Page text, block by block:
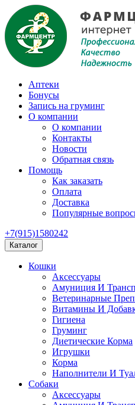
Аптеки
Бонусы
Запись на груминг
О компании
О компании
Контакты
Новости
Обратная связь
Помощь
Как заказать
Оплата
Доставка
Популярные
+7(915)1580242
Каталог
Кошки
Аксессуары
Амуниция И
Ветеринарные
Витамины И
Гигиена
Груминг
Диетические Корма
Игрушки
Корма
Наполнители И
Собаки
Аксессуары